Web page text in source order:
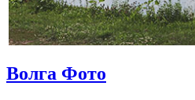
Волга Фото